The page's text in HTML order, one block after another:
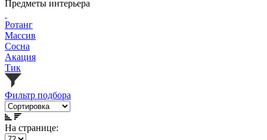
Предметы интерьера
Ротанг
Массив
Сосна
Акация
Тик
Фильтр подбора
На странице: